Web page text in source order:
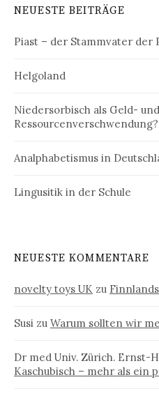
NEUESTE BEITRÄGE
Piast – der Stammvater der
Helgoland
Niedersorbisch als Geld- und
Ressourcenverschwendung?
Analphabetismus in
Lingusitik in der Schule
NEUESTE KOMMENTARE
novelty toys UK zu
Susi zu Warum sollten wir
Dr med Univ. Zürich. Ernst-
Kaschubisch – mehr als ein